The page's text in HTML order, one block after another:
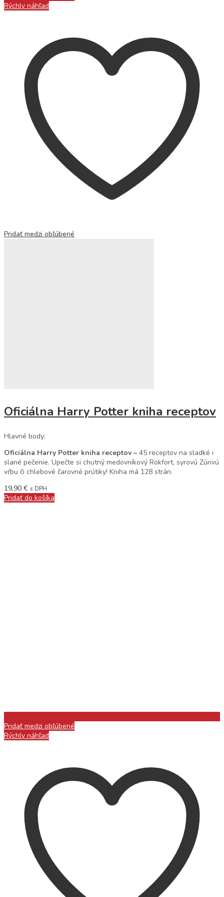
Rýchly náhľad
Pridať medzi obľúbené
Oficiálna Harry Potter kniha receptov
Hlavné body:
Oficiálna Harry Potter kniha receptov – 45 receptov na sladké i
slané pečenie. Upečte si chutný medovníkový Rokfort, syrovú Zúrivú
vŕbu či chlebové čarovné prútiky! Kniha má 128 strán.
19,90 € s DPH
Pridať do košíka
Pridať medzi obľúbené
Rýchly náhľad